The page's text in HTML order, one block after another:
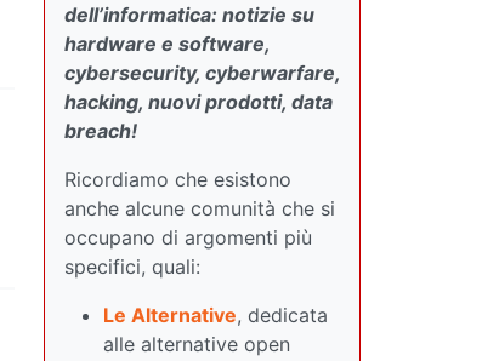
dell’informatica: notizie su
hardware e software,
cybersecurity, cyberwarfare,
hacking, nuovi prodotti, data
breach!
Ricordiamo che esistono
anche alcune comunità che si
occupano di argomenti più
specifici, quali:
Le Alternative, dedicata
alle alternative open